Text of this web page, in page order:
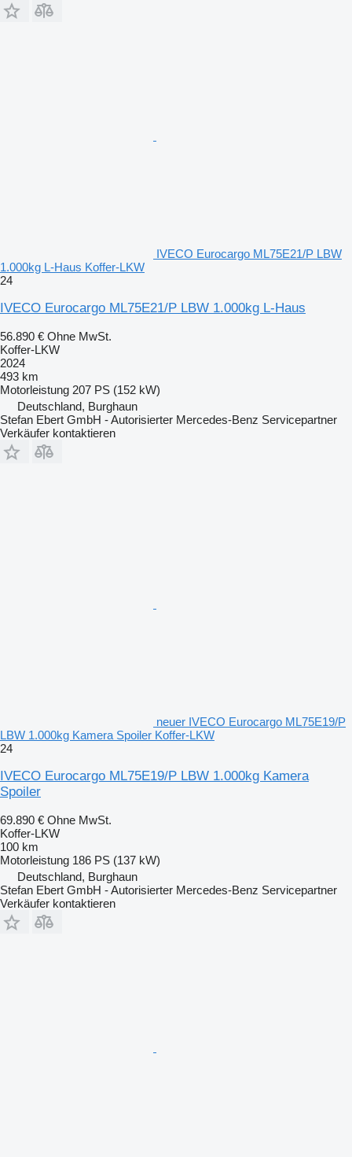
IVECO Eurocargo ML75E21/P LBW
1.000kg L-Haus Koffer-LKW
24
IVECO Eurocargo ML75E21/P LBW 1.000kg L-Haus
56.890 € Ohne MwSt.
Koffer-LKW
2024
493 km
Motorleistung 207 PS (152 kW)
Deutschland, Burghaun
Stefan Ebert GmbH - Autorisierter Mercedes-Benz Servicepartner
Verkäufer kontaktieren
neuer IVECO Eurocargo ML75E19/P
LBW 1.000kg Kamera Spoiler Koffer-LKW
24
IVECO Eurocargo ML75E19/P LBW 1.000kg Kamera
Spoiler
69.890 € Ohne MwSt.
Koffer-LKW
100 km
Motorleistung 186 PS (137 kW)
Deutschland, Burghaun
Stefan Ebert GmbH - Autorisierter Mercedes-Benz Servicepartner
Verkäufer kontaktieren